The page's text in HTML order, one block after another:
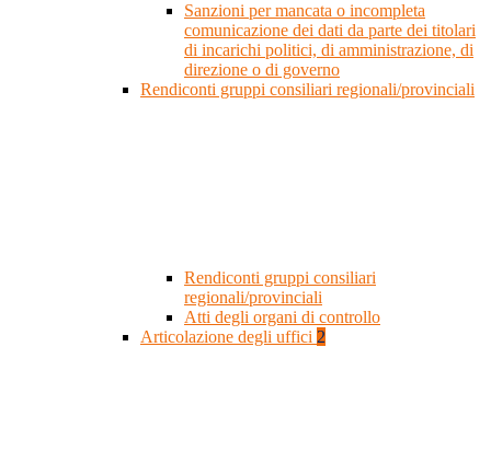
Sanzioni per mancata o incompleta
comunicazione dei dati da parte dei titolari
di incarichi politici, di amministrazione, di
direzione o di governo
Rendiconti gruppi consiliari regionali/provinciali
Rendiconti gruppi consiliari
regionali/provinciali
Atti degli organi di controllo
Articolazione degli uffici 2